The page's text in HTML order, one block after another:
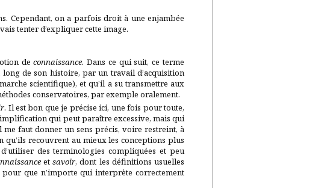
Cependant, on a parfois droit à une enjambée
tenter d’expliquer cette image.
deconnaissance. Dans ce qui suit, ce terme
de son histoire, par un travail d’acquisition
scientifique), et qu’il a su transmettre aux
conservatoires, par exemple oralement.
. Il est bon que je précise ici, une fois pour toute,
qui peut paraître excessive, mais qui
me faut donner un sens précis, voire restreint, à
qu’ils recouvrent au mieux les conceptions plus
des terminologies compliquées et peu
et savoir, dont les définitions usuelles
que n’importe qui interprète correctement